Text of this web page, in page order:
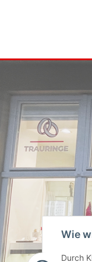
Wie
Durch